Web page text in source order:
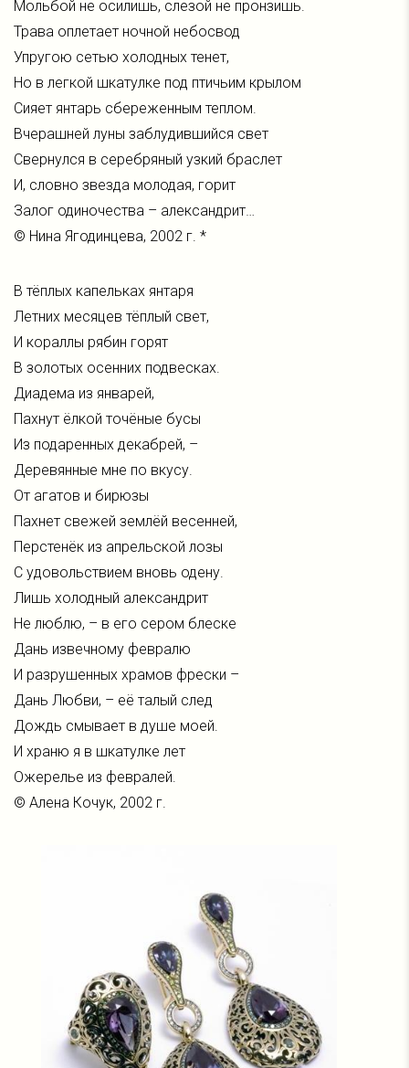
Мольбой не осилишь, слезой не пронзишь.
Трава оплетает ночной небосвод
Упругою сетью холодных тенет,
Но в легкой шкатулке под птичьим крылом
Сияет янтарь сбереженным теплом.
Вчерашней луны заблудившийся свет
Свернулся в серебряный узкий браслет
И, словно звезда молодая, горит
Залог одиночества – александрит…
© Нина Ягодинцева, 2002 г. *
В тёплых капельках янтаря
Летних месяцев тёплый свет,
И кораллы рябин горят
В золотых осенних подвесках.
Диадема из январей,
Пахнут ёлкой точёные бусы
Из подаренных декабрей, –
Деревянные мне по вкусу.
От агатов и бирюзы
Пахнет свежей землёй весенней,
Перстенёк из апрельской лозы
С удовольствием вновь одену.
Лишь холодный александрит
Не люблю, – в его сером блеске
Дань извечному февралю
И разрушенных храмов фрески –
Дань Любви, – её талый след
Дождь смывает в душе моей.
И храню я в шкатулке лет
Ожерелье из февралей.
© Алена Кочук, 2002 г.